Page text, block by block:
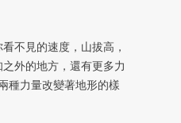
不見的速度，山拔高，
外的地方，還有更多力
種力量改變著地形的樣